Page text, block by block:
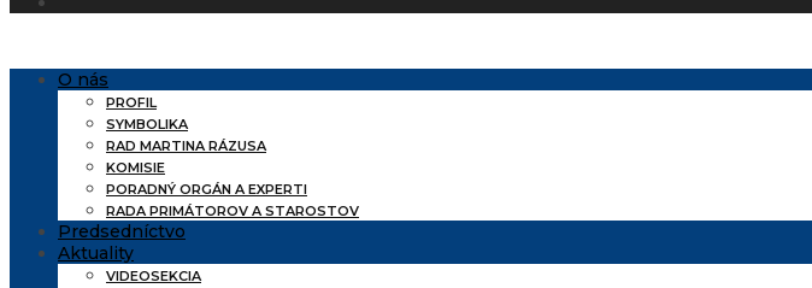
O nás
PROFIL
SYMBOLIKA
RAD MARTINA RÁZUSA
KOMISIE
PORADNÝ ORGÁN A EXPERTI
RADA PRIMÁTOROV A STAROSTOV
Predsedníctvo
Aktuality
VIDEOSEKCIA